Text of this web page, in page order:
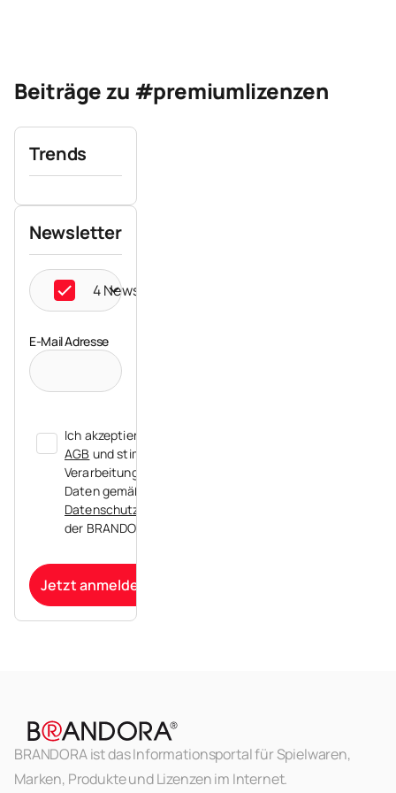
Beiträge zu #premiumlizenzen
Trends
Newsletter
4 Newsletter ausgewählt
E-Mail Adresse
Ich akzeptiere die
AGB und stimme der
Verarbeitung meiner
Daten gemäß der
Datenschutzerklärung
der BRANDORA zu.
Jetzt anmelden
BRANDORA ist das Informationsportal für Spielwaren,
Marken, Produkte und Lizenzen im Internet.